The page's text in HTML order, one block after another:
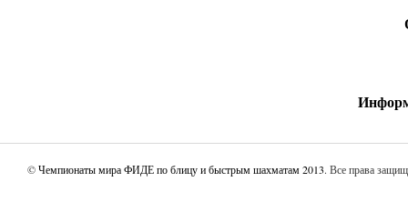
©Чемпионаты мира ФИДЕ по блицу и быстрым шахматам 2013. Все права